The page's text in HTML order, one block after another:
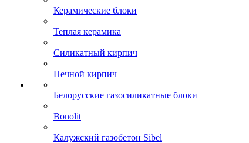
Керамические блоки
Теплая керамика
Силикатный кирпич
Печной кирпич
Белорусские газосиликатные блоки
Bonolit
Калужский газобетон Sibel